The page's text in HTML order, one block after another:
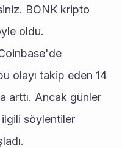
BONK kripto
oldu.
olayı takip eden 14
arttı. Ancak günler
söylentiler